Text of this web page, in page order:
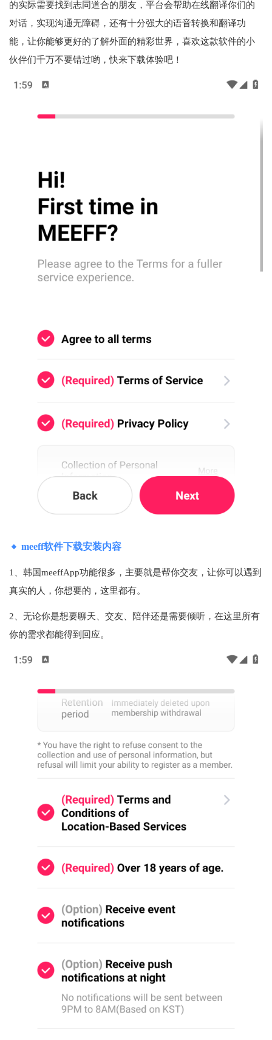
的实际需要找到志同道合的朋友，平台会帮助在线翻译你们的
对话，实现沟通无障碍，还有十分强大的语音转换和翻译功
能，让你能够更好的了解外面的精彩世界，喜欢这款软件的小
伙伴们千万不要错过哟，快来下载体验吧！
meeff软件下载安装内容
1、韩国meeffApp功能很多，主要就是帮你交友，让你可以遇到
真实的人，你想要的，这里都有。
2、无论你是想要聊天、交友、陪伴还是需要倾听，在这里所有
你的需求都能得到回应。